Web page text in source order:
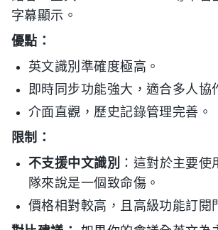
字幕顯示。
優點：
英文識別準確度極高。
即時同步功能強大，適合多人協
介面直觀，歷史記錄管理完善。
限制：
不支援中文識別 ：這對於主要使
隊來說是一個致命傷。
價格相對較高，且高級功能訂閱